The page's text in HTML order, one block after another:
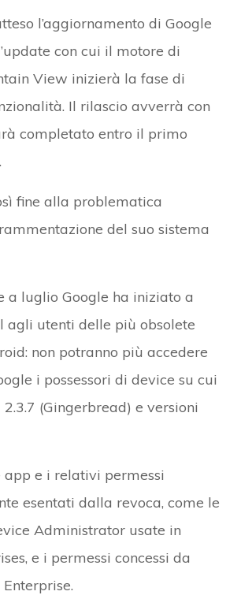
l’aggiornamento di Google
con cui il motore di
View inizierà la fase di
Il rilascio avverrà con
completato entro il primo
fine alla problematica
del suo sistema
a luglio Google ha iniziato a
agli utenti delle più obsolete
non potranno più accedere
i possessori di device su cui
(Gingerbread) e versioni
app e i relativi permessi
esentati dalla revoca, come le
Administrator usate in
e i permessi concessi da